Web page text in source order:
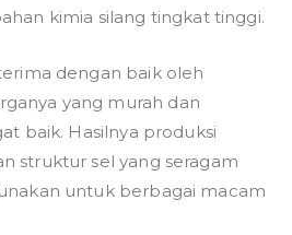
kimia silang tingkat tinggi.
dengan baik oleh
yang murah dan
baik. Hasilnya produksi
struktur sel yang seragam
untuk berbagai macam